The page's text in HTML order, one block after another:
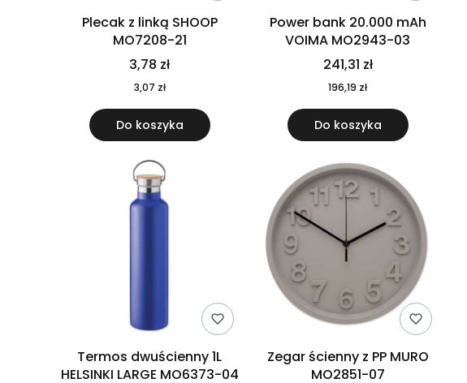
Plecak z linką SHOOP
MO7208-21
3,78 zł
3,07 zł
Do koszyka
Power bank 20.000 mAh
VOIMA MO2943-03
241,31 zł
196,19 zł
Do koszyka
Termos dwuścienny 1L
HELSINKI LARGE MO6373-04
Zegar ścienny z PP MURO
MO2851-07